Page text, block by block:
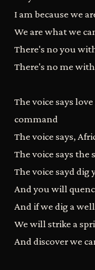
I am because we
We are what we
There's no you
There's no me
The voice says
command
The voice says,
The voice says the
The voice sayd
And you will
And if we dig a
We will strike a
And discover we